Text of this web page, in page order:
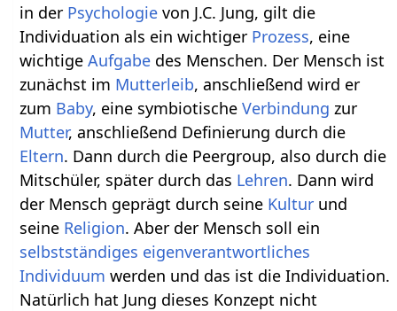
in der Psychologie von J.C. Jung, gilt die
Individuation als ein wichtiger Prozess, eine
wichtigeAufgabe des Menschen. Der Mensch ist
zunächst im Mutterleib, anschließend wird er
zum Baby, eine symbiotischeVerbindung zur
Mutter, anschließend Definierung durch die
Eltern. Dann durch die Peergroup, also durch die
Mitschüler, später durch das Lehren. Dann wird
der Mensch geprägt durch seine Kultur und
seine Religion. Aber der Mensch soll ein
selbstständiges eigenverantwortliches
Individuum werden und das ist die Individuation.
Natürlich hat Jung dieses Konzept nicht